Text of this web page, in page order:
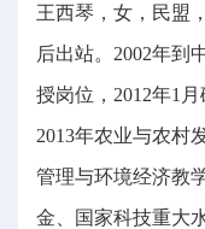
王西琴，女，民盟
后出站。2002年到
授岗位，2012年1
2013年农业与农村
管理与环境经济教
金、国家科技重大